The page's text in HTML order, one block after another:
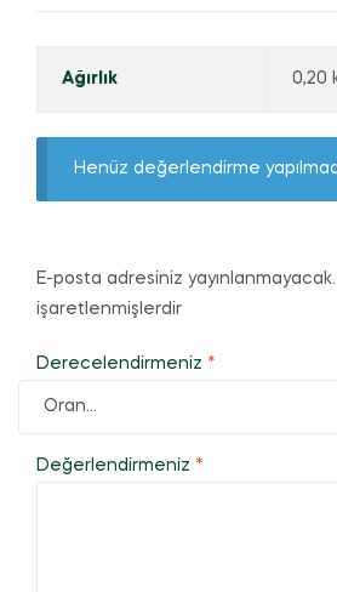
Ağırlık 0,20
Henüz değerlendirme
E-posta adresiniz yayınlanmayacak.
işaretlenmişlerdir
Derecelendirmeniz *
Değerlendirmeniz *